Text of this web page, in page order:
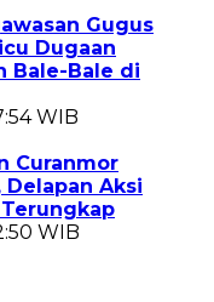
Gugus
Dugaan
Bale-Bale di
WIB
Curanmor
Delapan Aksi
WIB